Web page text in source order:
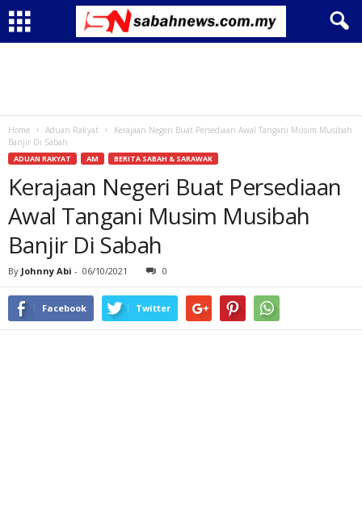
Home Aduan Rakyat
Kerajaan Negeri Buat Persediaan Awal Tangani Musim Musibah
Banjir Di Sabah
ADUAN RAKYAT AM BERITA SABAH & SARAWAK
Kerajaan Negeri Buat Persediaan
Awal Tangani Musim Musibah
Banjir Di Sabah
By Johnny Abi - 06/10/2021 0
Facebook Twitter